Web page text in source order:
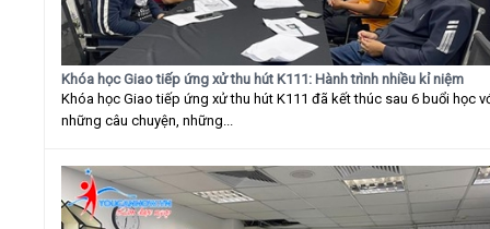
Khóa học Giao tiếp ứng xử thu hút K111: Hành trình nhiều kỉ niệm
Khóa học Giao tiếp ứng xử thu hút K111 đã kết thúc sau 6 buổi học
những câu chuyện, những...